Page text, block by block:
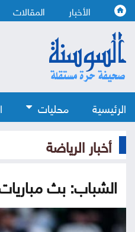
الأخبار المقالات
الرئيسية محليات
أخبار الرياضة
الشباب: بث